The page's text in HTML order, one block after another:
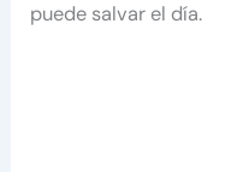
puede salvar el día.